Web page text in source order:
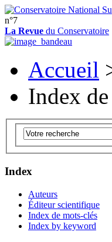
n°7
La Revue du Conservatoire
Accueil
Index
Index
Auteurs
Éditeur scientifique
Index de mots-clés
Index by keyword